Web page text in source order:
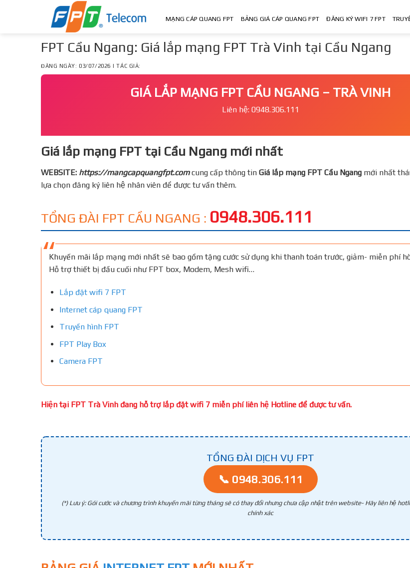
MẠNG CÁP QUANG FPT BẢNG GIÁ CÁP QUANG FPT ĐĂNG KÝ WIFI 7 FPT
FPT Cầu Ngang: Giá lắp mạng FPT Trà Vinh tại Cầu Ngang
ĐĂNG NGÀY: 03/07/2026 | TÁC GIẢ:
GIÁ LẮP MẠNG FPT CẦU NGANG – TRÀ VINH
Liên hệ: 0948.306.111
Giá lắp mạng FPT tại Cầu Ngang mới nhất
WEBSITE: https://mangcapquangfpt.comcung cấp thông tin Giá lắp mạng FPT Cầu Ngang mới nhất
lựa chọn đăng ký liên hệ nhân viên để được tư vấn thêm.
TỔNG ĐÀI FPT CẦU NGANG : 0948.306.111
Khuyến mãi lắp mạng mới nhất sẽ bao gồm tặng cước sử dụng khi thanh toán trước, giảm- miễn phí
Hỗ trợ thiết bị đầu cuối như FPT box, Modem, Mesh wifi…
Lắp đặt wifi 7 FPT
Internet cáp quang FPT
Truyền hình FPT
FPT Play Box
Camera FPT
Hiện tại FPT Trà Vinh đang hỗ trợ lắp đặt wifi 7 miễn phí liên hệ Hotline để được tư vấn.
TỔNG ĐÀI DỊCH VỤ FPT
📞 0948.306.111
(*) Lưu ý: Gói cước và chương trình khuyến mãi từng tháng sẽ có thay đổi nhưng chưa cập nhật trên website- Hãy liên hệ
chính xác